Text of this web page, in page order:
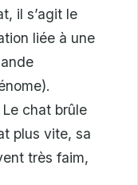
il s’agit le
liée à une
Le chat brûle
plus vite, sa
très faim,